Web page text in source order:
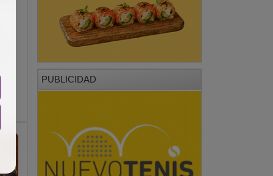
PUBLICIDAD